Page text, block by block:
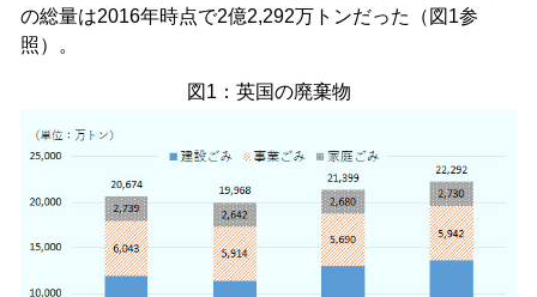
の総量は2016年時点で2億2,292万トンだった（図1参
照）。
図1：英国の廃棄物